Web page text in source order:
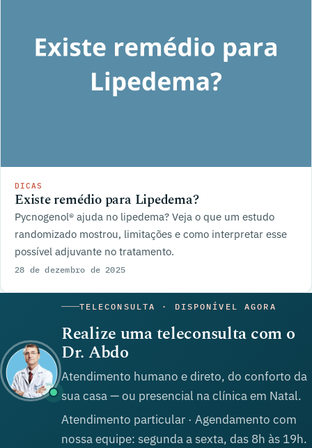
DICAS
Existe remédio para Lipedema?
Pycnogenol® ajuda no lipedema? Veja o que um estudo
randomizado mostrou, limitações e como interpretar esse
possível adjuvante no tratamento.
28 de dezembro de 2025
TELECONSULTA · DISPONÍVEL AGORA
Realize uma teleconsulta com o
Dr. Abdo
Atendimento humano e direto, do conforto da
sua casa — ou presencial na clínica em Natal.
Atendimento particular · Agendamento com
nossa equipe: segunda a sexta, das 8h às 19h.